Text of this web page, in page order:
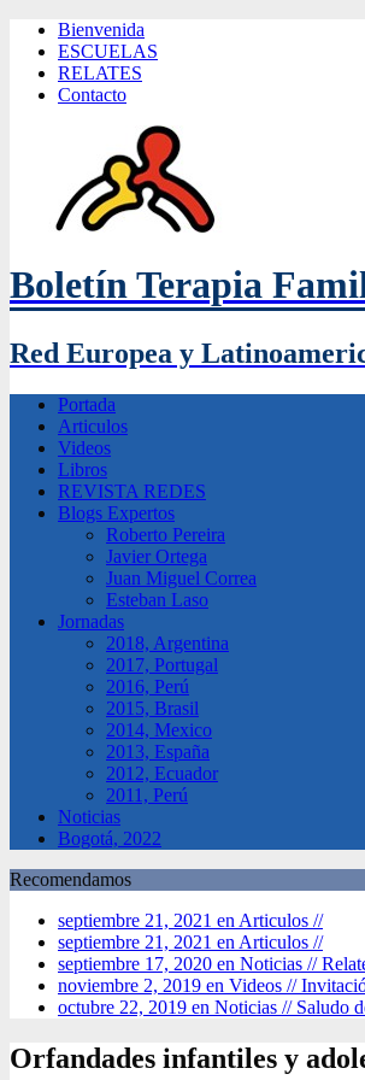
Bienvenida
ESCUELAS
RELATES
Contacto
Boletín Terapia
Red Europea y
Portada
Articulos
Videos
Libros
REVISTA REDES
Blogs Expertos
Roberto Pereira
Javier Ortega
Juan Miguel Correa
Esteban Laso
Jornadas
2018, Argentina
2017, Portugal
2016, Perú
2015, Brasil
2014, Mexico
2013, España
2012, Ecuador
2011, Perú
Noticias
Bogotá, 2022
Recomendamos
septiembre 21, 2021 en Articulos //
septiembre 21, 2021 en Articulos //
septiembre 17, 2020 en Noticias //
noviembre 2, 2019 en Videos //
octubre 22, 2019 en Noticias // Saludo
Orfandades infantiles y